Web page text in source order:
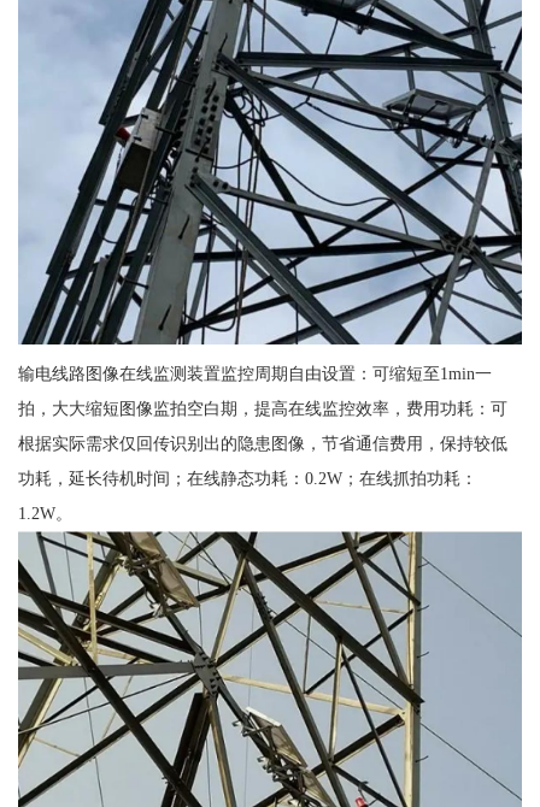
输电线路图像在线监测装置监控周期自由设置：可缩短至1min一
拍，大大缩短图像监拍空白期，提高在线监控效率，费用功耗：可
根据实际需求仅回传识别出的隐患图像，节省通信费用，保持较低
功耗，延长待机时间；在线静态功耗：0.2W；在线抓拍功耗：
1.2W。